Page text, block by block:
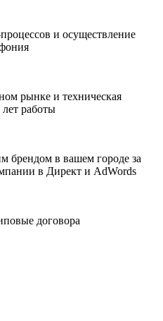
и осуществление
рынке и техническая
работы
брендом в вашем городе за
в Директ и AdWords
договора